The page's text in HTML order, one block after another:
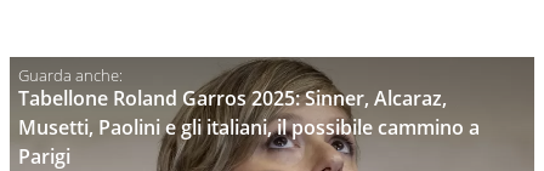
Tabellone Roland Garros 2025: Sinner, Alcaraz,
Musetti, Paolini e gli italiani, il possibile cammino a
Parigi